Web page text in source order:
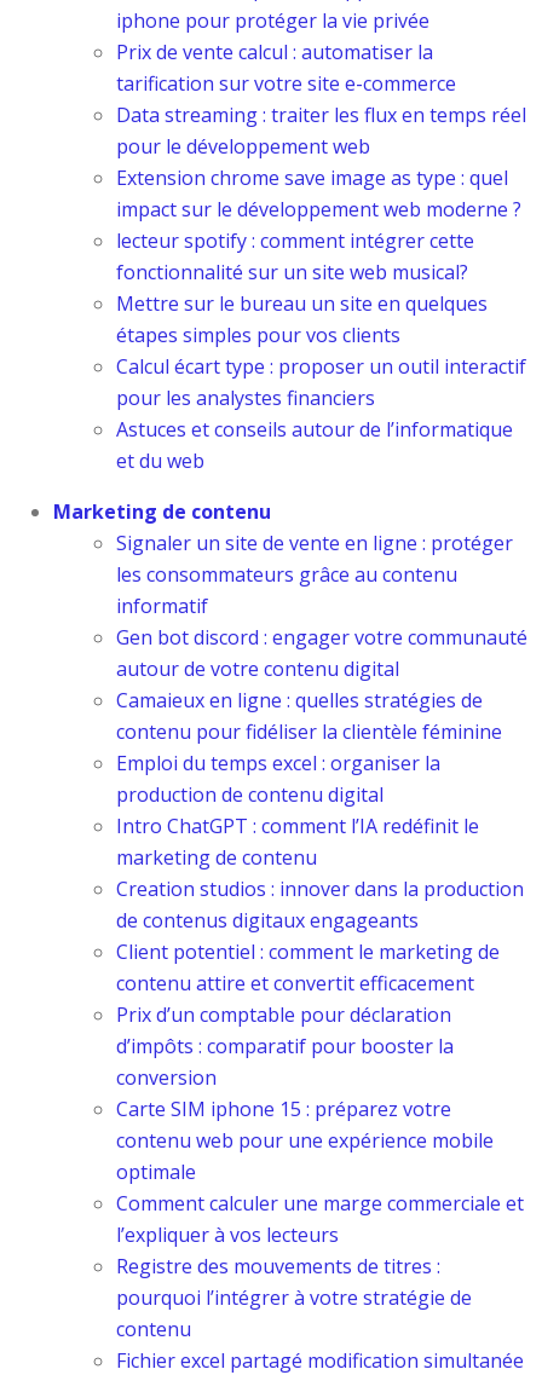
iphone pour protéger la vie privée
Prix de vente calcul : automatiser la
tarification sur votre site e-commerce
Data streaming : traiter les flux en temps réel
pour le développement web
Extension chrome save image as type : quel
impact sur le développement web moderne ?
lecteur spotify : comment intégrer cette
fonctionnalité sur un site web musical?
Mettre sur le bureau un site en quelques
étapes simples pour vos clients
Calcul écart type : proposer un outil interactif
pour les analystes financiers
Astuces et conseils autour de l’informatique
et du web
Marketing de contenu
Signaler un site de vente en ligne : protéger
les consommateurs grâce au contenu
informatif
Gen bot discord : engager votre communauté
autour de votre contenu digital
Camaieux en ligne : quelles stratégies de
contenu pour fidéliser la clientèle féminine
Emploi du temps excel : organiser la
production de contenu digital
Intro ChatGPT : comment l’IA redéfinit le
marketing de contenu
Creation studios : innover dans la production
de contenus digitaux engageants
Client potentiel : comment le marketing de
contenu attire et convertit efficacement
Prix d’un comptable pour déclaration
d’impôts : comparatif pour booster la
conversion
Carte SIM iphone 15 : préparez votre
contenu web pour une expérience mobile
optimale
Comment calculer une marge commerciale et
l’expliquer à vos lecteurs
Registre des mouvements de titres :
pourquoi l’intégrer à votre stratégie de
contenu
Fichier excel partagé modification simultanée